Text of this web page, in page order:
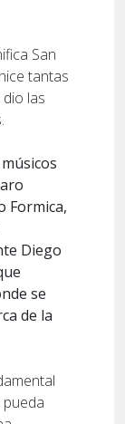
San
tantas
las
Formica,
Diego
se
de la